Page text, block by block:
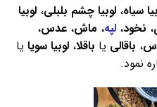
سیاه، لوبیا چشم بلبلی، لوبیا
، نخود، لپه، ماش، عدس،
، باقالی یا باقلا، لوبیا سویا یا
نمود.